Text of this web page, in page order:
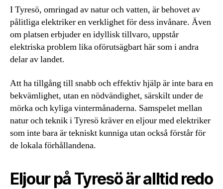
I Tyresö, omringad av natur och vatten, är behovet av
pålitliga elektriker en verklighet för dess invånare. Även
om platsen erbjuder en idyllisk tillvaro, uppstår
elektriska problem lika oförutsägbart här som i andra
delar av landet.
Att ha tillgång till snabb och effektiv hjälp är inte bara en
bekvämlighet, utan en nödvändighet, särskilt under de
mörka och kyliga vintermånaderna. Samspelet mellan
natur och teknik i Tyresö kräver en eljour med elektriker
som inte bara är tekniskt kunniga utan också förstår för
de lokala förhållandena.
Eljour på Tyresö är alltid redo